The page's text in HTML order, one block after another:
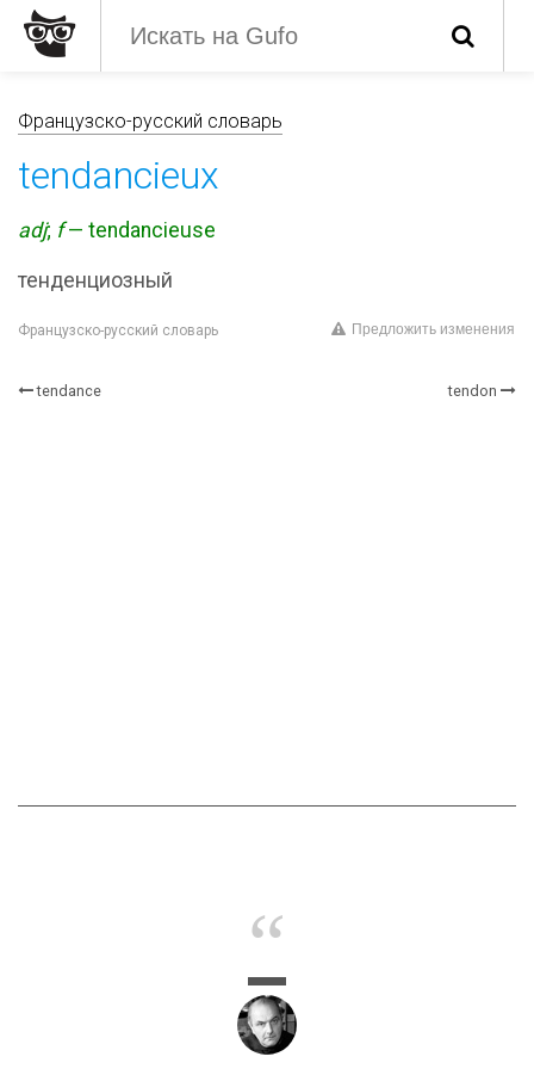
Французско-русский словарь
tendancieux
adj; f— tendancieuse
тенденциозный
Французско-русский словарь Предложить изменения
tendance tendon